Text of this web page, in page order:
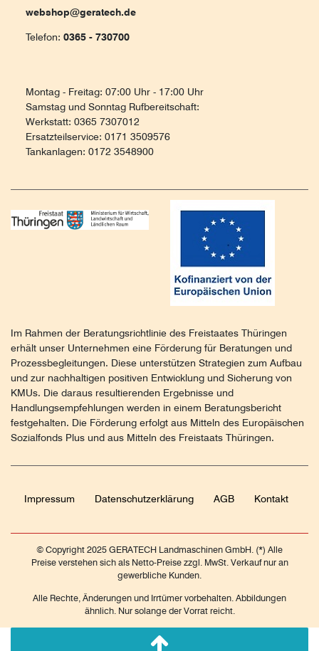
webshop@geratech.de
Telefon: 0365 - 730700
Montag - Freitag: 07:00 Uhr - 17:00 Uhr
Samstag und Sonntag Rufbereitschaft:
Werkstatt: 0365 7307012
Ersatzteilservice: 0171 3509576
Tankanlagen: 0172 3548900
Im Rahmen der Beratungsrichtlinie des Freistaates Thüringen
erhält unser Unternehmen eine Förderung für Beratungen und
Prozessbegleitungen. Diese unterstützen Strategien zum Aufbau
und zur nachhaltigen positiven Entwicklung und Sicherung von
KMUs. Die daraus resultierenden Ergebnisse und
Handlungsempfehlungen werden in einem Beratungsbericht
festgehalten. Die Förderung erfolgt aus Mitteln des Europäischen
Sozialfonds Plus und aus Mitteln des Freistaats Thüringen.
Impressum Daten­schutz­erklärung AGB Kontakt
© Copyright 2025 GERATECH Landmaschinen GmbH. (*) Alle
Preise verstehen sich als Netto-Preise zzgl. MwSt. Verkauf nur an
gewerbliche Kunden.
Alle Rechte, Änderungen und Irrtümer vorbehalten. Abbildungen
ähnlich. Nur solange der Vorrat reicht.